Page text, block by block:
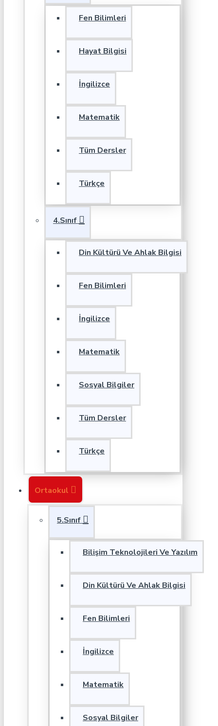
Fen Bilimleri
Hayat Bilgisi
İngilizce
Matematik
Tüm Dersler
Türkçe
4.Sınıf
Din Kültürü Ve Ahlak Bilgisi
Fen Bilimleri
İngilizce
Matematik
Sosyal Bilgiler
Tüm Dersler
Türkçe
Ortaokul
5.Sınıf
Bilişim Teknolojileri Ve Yazılım
Din Kültürü Ve Ahlak Bilgisi
Fen Bilimleri
İngilizce
Matematik
Sosyal Bilgiler